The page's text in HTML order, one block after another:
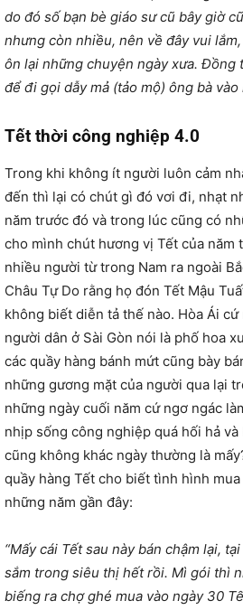
do đó số bạn bè giáo sư cũ bây giờ
nhưng còn nhiều, nên về đây vui
ôn lại những chuyện ngày xưa. Đồng
để đi gọi dẫy mả (tảo mộ) ông bà vào
Tết thời công nghiệp 4.0
Trong khi không ít người luôn cảm
đến thì lại có chút gì đó vơi đi, nhạt
năm trước đó và trong lúc cũng có
cho mình chút hương vị Tết của năm
nhiều người từ trong Nam ra ngoài
Châu Tự Do rằng họ đón Tết Mậu
không biết diễn tả thế nào. Hòa Ái
người dân ở Sài Gòn nói là phố hoa
các quầy hàng bánh mứt cũng bày
những gương mặt của người qua lại
những ngày cuối năm cứ ngơ ngác
nhịp sống công nghiệp quá hối hả
cũng không khác ngày thường là
quầy hàng Tết cho biết tình hình
những năm gần đây:
“Mấy cái Tết sau này bán chậm lại,
sắm trong siêu thị hết rồi. Mì gói thì
biếng ra chợ ghé mua vào ngày 30